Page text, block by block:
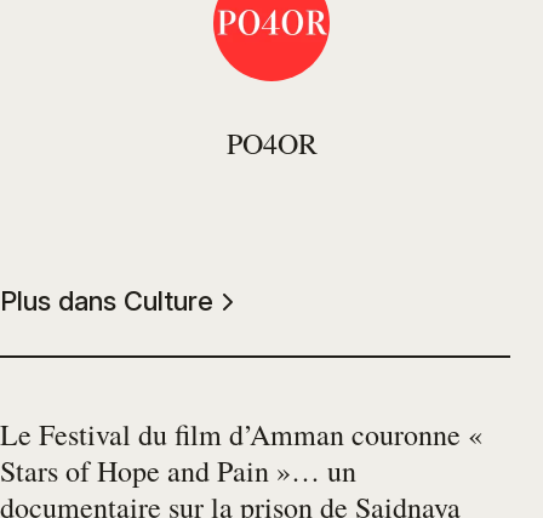
PO4OR
Plus dans Culture
Le Festival du film d’Amman couronne «
Stars of Hope and Pain »… un
documentaire sur la prison de Saidnaya